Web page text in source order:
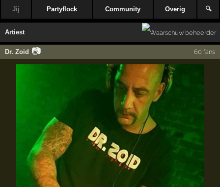
Jij Partyflock Community Overig 🔍
Artiest
Dr. Zoid 📷 60 fans